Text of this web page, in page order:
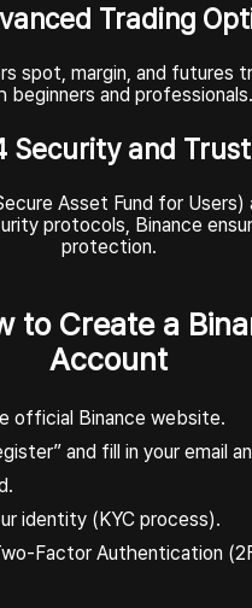
Trading
spot, margin, and futures
beginners and professionals.
Security and Trust
Asset Fund for Users)
protocols, Binance
protection.
to Create a
Account
official Binance website.
and fill in your email
identity (KYC process).
Factor Authentication